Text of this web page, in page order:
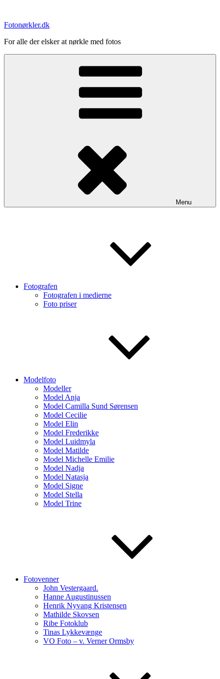
indhold
Fotonørkler.dk
For alle der elsker at nørkle med fotos
Menu
Fotografen
Fotografen i medierne
Foto priser
Modelfoto
Modeller
Model Anja
Model Camilla Sund Sørensen
Model Cecilie
Model Elin
Model Frederikke
Model Luidmyla
Model Matilde
Model Michelle Emilie
Model Nadja
Model Natasja
Model Signe
Model Stella
Model Trine
Fotovenner
John Vestergaard.
Hanne Augustinussen
Henrik Nyvang Kristensen
Mathilde Skovsen
Ribe Fotoklub
Tinas Lykkevænge
VO Foto – v. Verner Ormsby